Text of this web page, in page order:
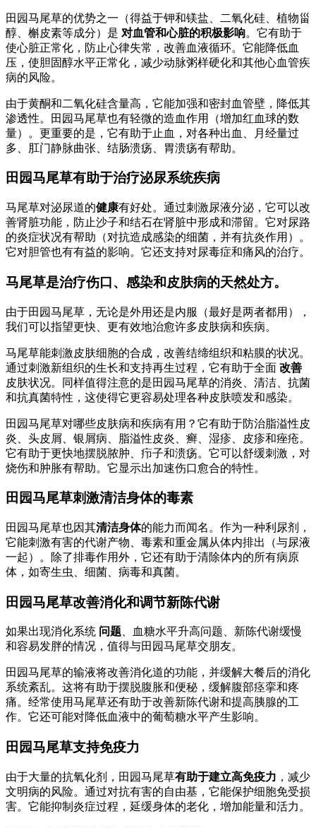
田园马尾草的优势之一（得益于钾和镁盐、二氧化硅、植物甾
醇、槲皮素等成分）是 对血管和心脏的积极影响。它有助于
使心脏正常化，防止心律失常，改善血液循环。它能降低血
压，使胆固醇水平正常化，减少动脉粥样硬化和其他心血管疾
病的风险。
由于黄酮和二氧化硅含量高，它能加强和密封血管壁，降低其
渗透性。田园马尾草也有轻微的造血作用（增加红血球的数
量）。更重要的是，它有助于止血，对各种出血、月经量过
多、肛门静脉曲张、结肠溃疡、胃溃疡有帮助。
田园马尾草有助于治疗泌尿系统疾病
马尾草对泌尿道的健康有好处。通过刺激尿液分泌，它可以改
善肾脏功能，防止沙子和结石在肾脏中形成和滞留。它对尿路
的炎症状况有帮助（对抗造成感染的细菌，并有抗炎作用）。
它对胆管也有有益的影响。它还支持对尿毒症和痛风的治疗。
马尾草是治疗伤口、感染和皮肤病的天然处方。
由于田园马尾草，无论是外用还是内服（最好是两者都用），
我们可以指望更快、更有效地治愈许多皮肤病和疾病。
马尾草能刺激皮肤细胞的合成，改善结缔组织和粘膜的状况。
通过刺激新组织的生长和支持再生过程，它有助于全面 改善
皮肤状况。同样值得注意的是田园马尾草的消炎、清洁、抗菌
和抗真菌特性，这使得它更容易处理各种皮肤喷发和感染。
田园马尾草对哪些皮肤病和疾病有用？它有助于防治脂溢性皮
炎、头皮屑、银屑病、脂溢性皮炎、癣、湿疹、皮疹和痤疮。
它有助于更快地摆脱脓肿、疖子和溃疡。它可以舒缓刺激，对
烧伤和肿胀有帮助。它显示出加速伤口愈合的特性。
田园马尾草刺激清洁身体的毒素
田园马尾草也因其清洁身体的能力而闻名。作为一种利尿剂，
它能刺激有害的代谢产物、毒素和重金属从体内排出（与尿液
一起）。除了排毒作用外，它还有助于清除体内的所有病原
体，如寄生虫、细菌、病毒和真菌。
田园马尾草改善消化和调节新陈代谢
如果出现消化系统 问题、血糖水平升高问题、新陈代谢缓慢
和容易发胖的情况，值得与田园马尾草交朋友。
田园马尾草的输液将改善消化道的功能，并缓解大餐后的消化
系统紊乱。这将有助于摆脱腹胀和便秘，缓解腹部痉挛和疼
痛。经常使用马尾草还有助于改善新陈代谢和提高胰腺的工
作。它还可能对降低血液中的葡萄糖水平产生影响。
田园马尾草支持免疫力
由于大量的抗氧化剂，田园马尾草有助于建立高免疫力 ，减少
文明病的风险。通过对抗有害的自由基，它能保护细胞免受损
害。它能抑制炎症过程，延缓身体的老化，增加能量和活力。